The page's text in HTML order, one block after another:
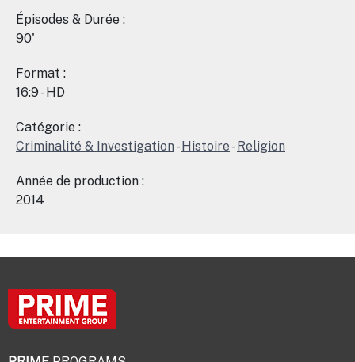
Épisodes & Durée :
90'
Format :
16:9 - HD
Catégorie :
Criminalité & Investigation-Histoire -Religion
Année de production :
2014